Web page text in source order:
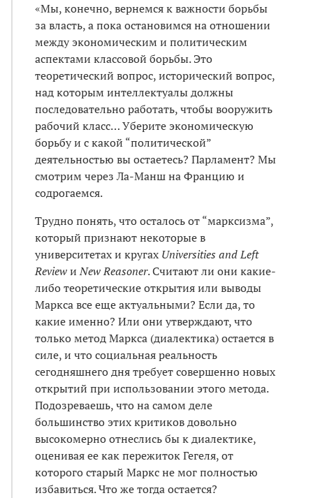
«Мы, конечно, вернемся к важности борьбы
за власть, а пока остановимся на отношении
между экономическим и политическим
аспектами классовой борьбы. Это
теоретический вопрос, исторический вопрос,
над которым интеллектуалы должны
последовательно работать, чтобы вооружить
рабочий класс… Уберите экономическую
борьбу и с какой “политической”
деятельностью вы остаетесь? Парламент? Мы
смотрим через Ла-Манш на Францию и
содрогаемся.
Трудно понять, что осталось от “марксизма”,
который признают некоторые в
университетах и кругах Universities and Left
ReviewиNew Reasoner. Считают ли они какие-
либо теоретические открытия или выводы
Маркса все еще актуальными? Если да, то
какие именно? Или они утверждают, что
только метод Маркса (диалектика) остается в
силе, и что социальная реальность
сегодняшнего дня требует совершенно новых
открытий при использовании этого метода.
Подозреваешь, что на самом деле
большинство этих критиков довольно
высокомерно отнеслись бы к диалектике,
оценивая ее как пережиток Гегеля, от
которого старый Маркс не мог полностью
избавиться. Что же тогда остается?